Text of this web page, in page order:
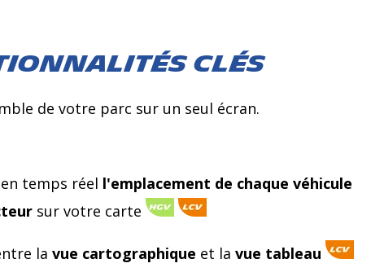
clés
de votre parc sur un seul écran.
temps réel l'emplacement de chaque véhicule
sur votre carte
la vue cartographique et la vue tableau